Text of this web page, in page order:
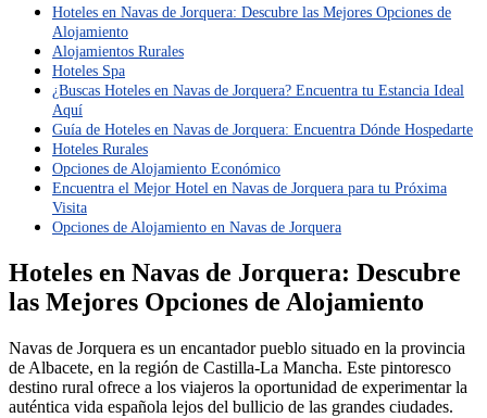
Hoteles en Navas de Jorquera: Descubre las Mejores Opciones de
Alojamiento
Alojamientos Rurales
Hoteles Spa
¿Buscas Hoteles en Navas de Jorquera? Encuentra tu Estancia Ideal
Aquí
Guía de Hoteles en Navas de Jorquera: Encuentra Dónde Hospedarte
Hoteles Rurales
Opciones de Alojamiento Económico
Encuentra el Mejor Hotel en Navas de Jorquera para tu Próxima
Visita
Opciones de Alojamiento en Navas de Jorquera
Hoteles en Navas de Jorquera: Descubre
las Mejores Opciones de Alojamiento
Navas de Jorquera es un encantador pueblo situado en la provincia
de Albacete, en la región de Castilla-La Mancha. Este pintoresco
destino rural ofrece a los viajeros la oportunidad de experimentar la
auténtica vida española lejos del bullicio de las grandes ciudades.